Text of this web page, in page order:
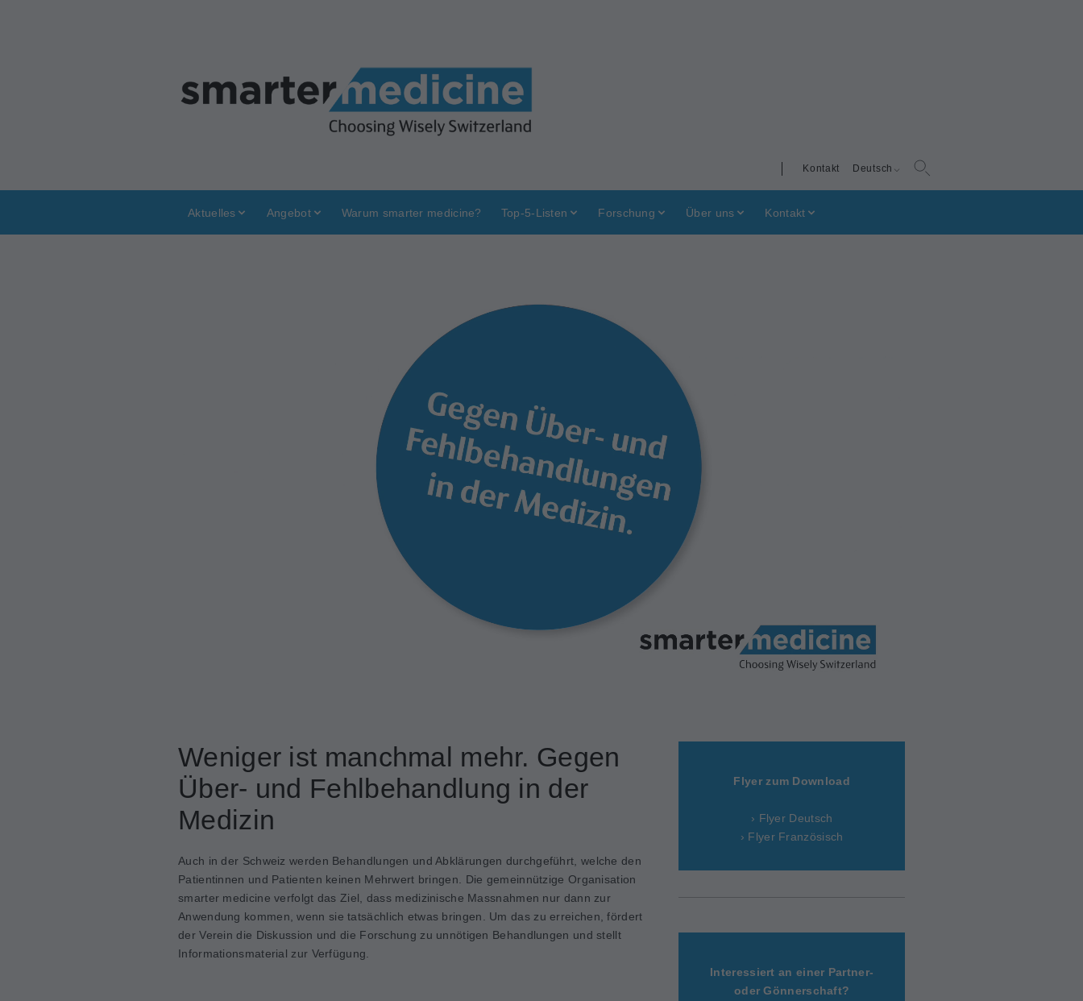
Deutsch
Kontakt
Aktuelles Angebot Warum smarter medicine? Top-5-Listen Forschung Über uns Kontakt
Weniger ist manchmal mehr. Gegen
Über- und Fehlbehandlung in der
Medizin
Auch in der Schweiz werden Behandlungen und Abklärungen durchgeführt, welche den
Patientinnen und Patienten keinen Mehrwert bringen. Die gemeinnützige Organisation
smarter medicine verfolgt das Ziel, dass medizinische Massnahmen nur dann zur
Anwendung kommen, wenn sie tatsächlich etwas bringen. Um das zu erreichen, fördert
der Verein die Diskussion und die Forschung zu unnötigen Behandlungen und stellt
Informationsmaterial zur Verfügung.
Flyer zum Download
› Flyer Deutsch
› Flyer Französisch
Interessiert an einer Partner-
oder Gönnerschaft?